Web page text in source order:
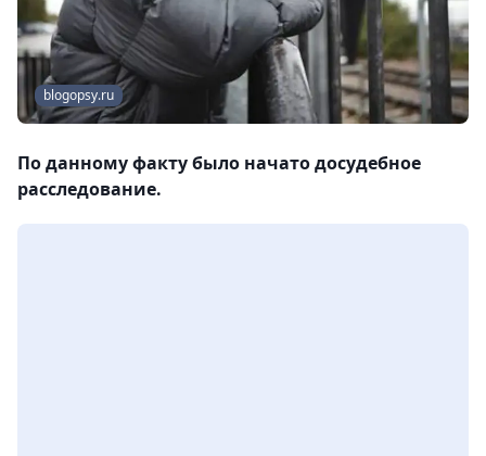
blogopsy.ru
По данному факту было начато досудебное
расследование.